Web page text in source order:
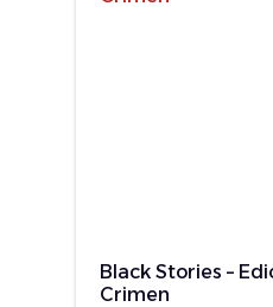
Black Stories –
Crimen